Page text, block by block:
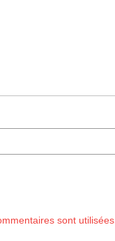
sont utilisées